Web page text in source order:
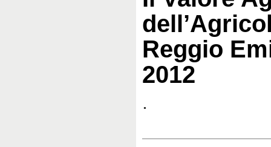
Reggio
2012
.